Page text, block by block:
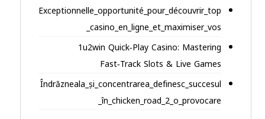
Exceptionnelle_opportunité_pour_découvrir_top
_casino_en_ligne_et_maximiser_vos
1u2win Quick‑Play Casino: Mastering
Fast‑Track Slots & Live Games
Îndrăzneala_și_concentrarea_definesc_succesul
_în_chicken_road_2_o_provocare